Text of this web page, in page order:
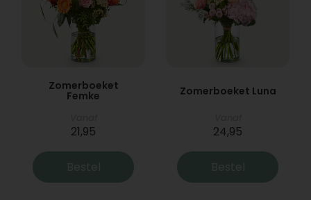
Zomerboeket
Femke
21,95
Bestel
Zomerboeket Luna
24,95
Bestel